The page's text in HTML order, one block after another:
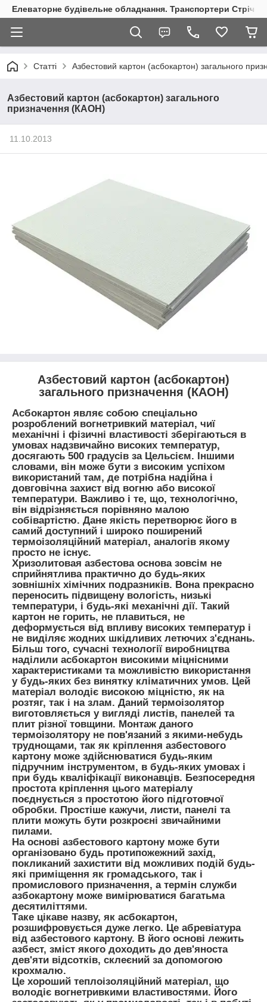
Елеваторне будівельне обладнання. Транспортери
Статті Азбестовий картон (асбокартон) загального
Азбестовий картон (асбокартон) загального
призначення (КАОН)
11.10.2013
Азбестовий картон (асбокартон)
загального призначення (КАОН)
Асбокартон являє собою спеціально
розроблений вогнетривкий матеріал, чиї
механічні і фізичні властивості зберігаються в
умовах надзвичайно високих температур,
досягають 500 градусів за Цельсієм. Іншими
словами, він може бути з високим успіхом
використаний там, де потрібна надійна і
довговічна захист від вогню або високої
температури. Важливо і те, що, технологічно,
він відрізняється порівняно малою
собівартістю. Дане якість перетворює його в
самий доступний і широко поширений
термоізоляційний матеріал, аналогів якому
просто не існує.
Хризолитовая азбестова основа зовсім не
сприйнятлива практично до будь-яких
зовнішніх хімічних подразників. Вона прекрасно
переносить підвищену вологість, низькі
температури, і будь-які механічні дії. Такий
картон не горить, не плавиться, не
деформується від впливу високих температур і
не виділяє жодних шкідливих летючих з'єднань.
Більш того, сучасні технології виробництва
наділили асбокартон високими міцнісними
характеристиками та можливістю використання
у будь-яких без винятку кліматичних умов. Цей
матеріал володіє високою міцністю, як на
розтяг, так і на злам. Даний термоізолятор
виготовляється у вигляді листів, панелей та
плит різної товщини. Монтаж даного
термоізолятору не пов'язаний з якими-небудь
труднощами, так як кріплення азбестового
картону може здійснюватися будь-яким
підручним інструментом, в будь-яких умовах і
при будь кваліфікації виконавців. Безпосередня
простота кріплення цього матеріалу
поєднується з простотою його підготовчої
обробки. Простіше кажучи, листи, панелі та
плити можуть бути розкроєні звичайними
пилами.
На основі азбестового картону може бути
організовано будь протипожежний захід,
покликаний захистити від можливих подій будь-
які приміщення як громадського, так і
промислового призначення, а термін служби
азбокартону може вимірюватися багатьма
десятиліттями.
Таке цікаве назву, як асбокартон,
розшифровується дуже легко. Це абревіатура
від азбестового картону. В його основі лежить
азбест, зміст якого доходить до дев'яноста
дев'яти відсотків, склеєний за допомогою
крохмалю.
Це хороший теплоізоляційний матеріал, що
володіє вогнетривкими властивостями. Його